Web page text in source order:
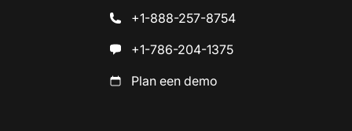
+1-888-257-8754
+1-786-204-1375
Plan een demo